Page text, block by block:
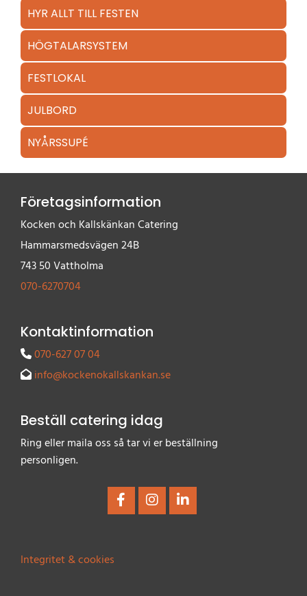
HYR ALLT TILL FESTEN
HÖGTALARSYSTEM
FESTLOKAL
JULBORD
NYÅRSSUPÉ
Företagsinformation
Kocken och Kallskänkan Catering
Hammarsmedsvägen 24B
743 50 Vattholma
070-6270704
Kontaktinformation
 070-627 07 04
 info@kockenokallskankan.se
Beställ catering idag
Ring eller maila oss så tar vi er beställning
personligen.
Integritet & cookies